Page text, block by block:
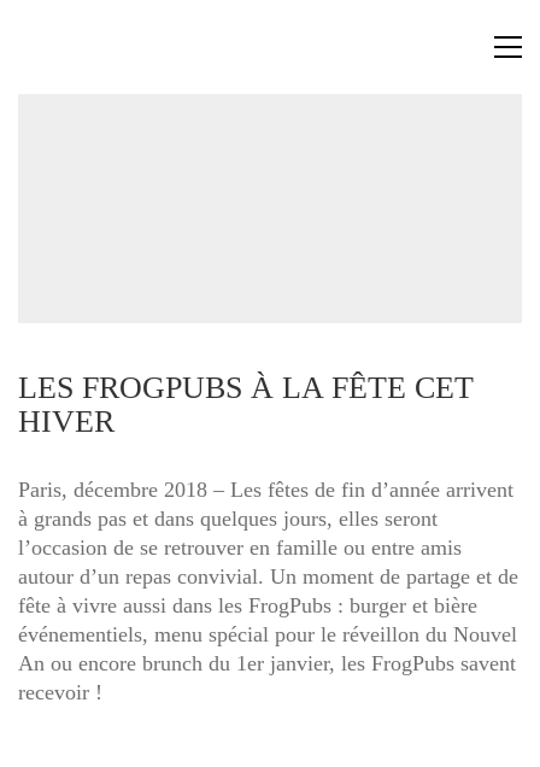
LES FROGPUBS À LA FÊTE CET
HIVER
Paris, décembre 2018 – Les fêtes de fin d’année arrivent
à grands pas et dans quelques jours, elles seront
l’occasion de se retrouver en famille ou entre amis
autour d’un repas convivial. Un moment de partage et de
fête à vivre aussi dans les FrogPubs : burger et bière
événementiels, menu spécial pour le réveillon du Nouvel
An ou encore brunch du 1er janvier, les FrogPubs savent
recevoir !